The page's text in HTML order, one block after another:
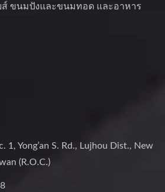
ส์ ขนมปังและขนมทอด และอาหาร
1, Yong’an S. Rd., Lujhou Dist., New
(R.O.C.)